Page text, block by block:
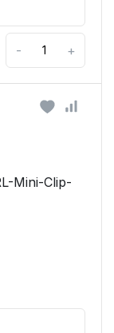
- +
Mini-Clip-